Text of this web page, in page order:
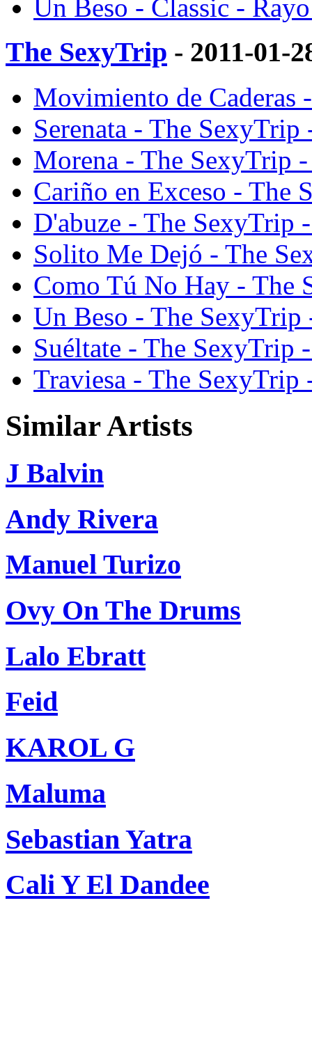
Un Beso - Classic -
The SexyTrip - 2011-01-
Movimiento de
Serenata - The
Morena - The SexyTrip
Cariño en Exceso - The
D'abuze - The SexyTrip
Solito Me Dejó - The
Como Tú No Hay - The
Un Beso - The
Suéltate - The SexyTrip
Traviesa - The
Similar Artists
J Balvin
Andy Rivera
Manuel Turizo
Ovy On The Drums
Lalo Ebratt
Feid
KAROL G
Maluma
Sebastian Yatra
Cali Y El Dandee